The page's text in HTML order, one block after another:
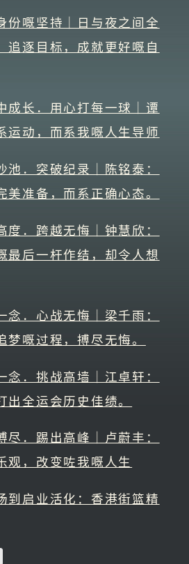
份嘅坚持｜日与夜之间全
追逐目标，成就更好嘅自
成长．用心打每一球｜谭
运动，而系我嘅人生导师
池．突破纪录｜陈铭泰：
美准备，而系正确心态。
度．跨越无悔｜钟慧欣：
最后一杆作结，却令人想
念．心战无悔｜梁千雨：
嘅过程，搏尽无悔。
念．挑战高墙｜江卓轩：
出全运会历史佳绩。
尽．踢出高峰｜卢蔚丰：
观，改变咗我嘅人生
到启业活化：香港街篮精